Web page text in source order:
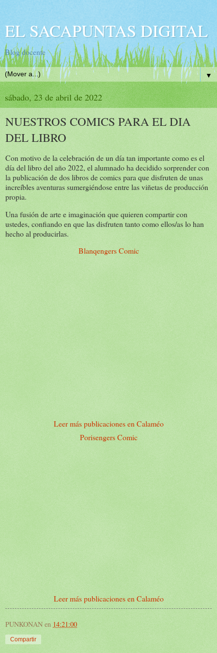
EL SACAPUNTAS DIGITAL
Blog docente
▼
sábado, 23 de abril de 2022
NUESTROS COMICS PARA EL DIA
DEL LIBRO
Con motivo de la celebración de un día tan importante como es el
día del libro del año 2022, el alumnado ha decidido sorprender con
la publicación de dos libros de comics para que disfruten de unas
increíbles aventuras sumergiéndose entre las viñetas de producción
propia.
Una fusión de arte e imaginación que quieren compartir con
ustedes, confiando en que las disfruten tanto como ellos/as lo han
hecho al producirlas.
Blanqengers Comic
Leer más publicaciones en Calaméo
Porisengers Comic
Leer más publicaciones en Calaméo
PUNKONAN en 14:21:00
Compartir